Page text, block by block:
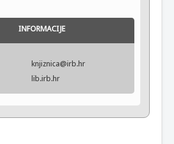
INFORMACIJE
knjiznica@irb.hr
lib.irb.hr